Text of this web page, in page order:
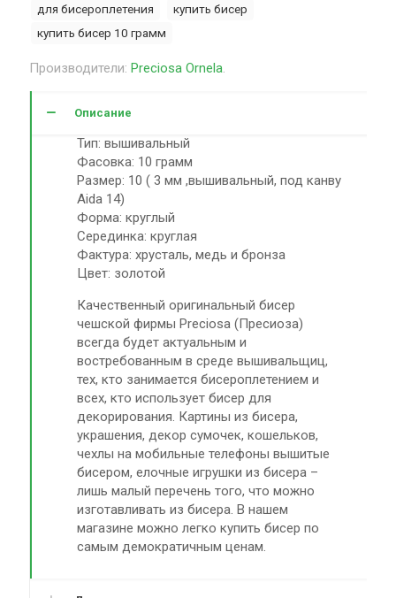
для бисероплетения
купить бисер
купить бисер 10 грамм
Производители: Preciosa Ornela.
Описание
Тип: вышивальный
Фасовка: 10 грамм
Размер: 10 ( 3 мм ,вышивальный, под канву
Aida 14)
Форма: круглый
Серединка: круглая
Фактура: хрусталь, медь и бронза
Цвет: золотой
Качественный оригинальный бисер
чешской фирмы Preciosa (Пресиоза)
всегда будет актуальным и
востребованным в среде вышивальщиц,
тех, кто занимается бисероплетением и
всех, кто использует бисер для
декорирования. Картины из бисера,
украшения, декор сумочек, кошельков,
чехлы на мобильные телефоны вышитые
бисером, елочные игрушки из бисера –
лишь малый перечень того, что можно
изготавливать из бисера. В нашем
магазине можно легко купить бисер по
самым демократичным ценам.